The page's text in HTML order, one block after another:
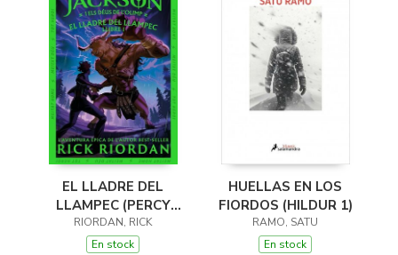
EL LLADRE DEL
LLAMPEC (PERCY
JACKSON I ELS DÉUS
DE L'OLIMP 1)
RIORDAN, RICK
En stock
HUELLAS EN LOS
FIORDOS (HILDUR 1)
RAMO, SATU
En stock